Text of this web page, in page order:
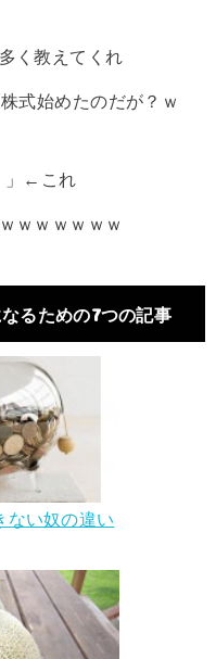
く教えてくれ
式始めたのだが？ｗ
」←これ
ｗｗｗｗｗｗ
るための7つの記事
ない奴の違い